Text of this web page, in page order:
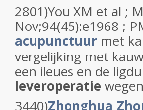
2801)You XM et al ;
Nov;94(45):e1968 ;
acupunctuur met
vergelijking met
een ileues en de
leveroperatie
3440)Zhonghua